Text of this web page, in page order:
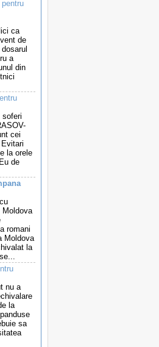
pentru
ca
de
a
din
soferi
cei
la orele
de
Moldova
romani
Moldova
la
nu a
la
sa